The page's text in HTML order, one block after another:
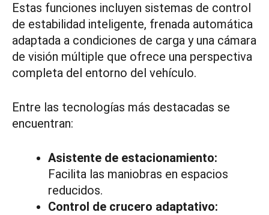
Estas funciones incluyen sistemas de control
de estabilidad inteligente, frenada automática
adaptada a condiciones de carga y una cámara
de visión múltiple que ofrece una perspectiva
completa del entorno del vehículo.
Entre las tecnologías más destacadas se
encuentran:
Asistente de estacionamiento:
Facilita las maniobras en espacios
reducidos.
Control de crucero adaptativo: